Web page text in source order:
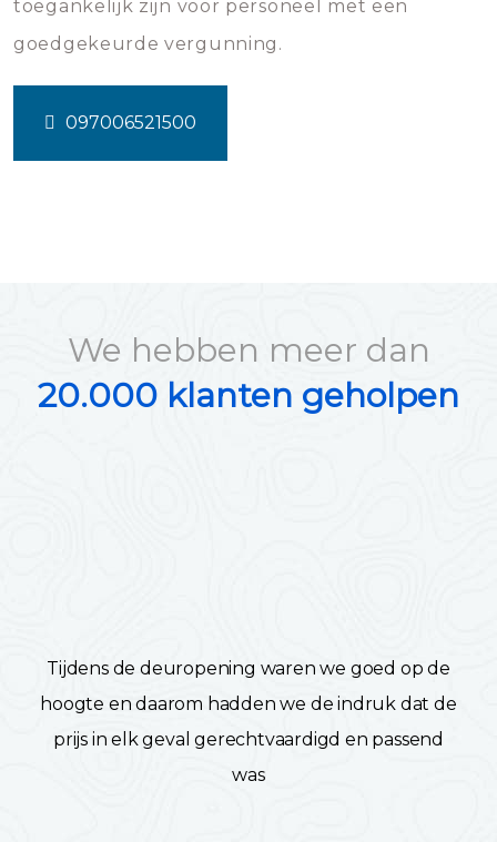
toegankelijk zijn voor personeel met een
goedgekeurde vergunning.
097006521500
We hebben meer dan
20.000 klanten geholpen
Tijdens de deuropening waren we goed op de
hoogte en daarom hadden we de indruk dat de
prijs in elk geval gerechtvaardigd en passend
was